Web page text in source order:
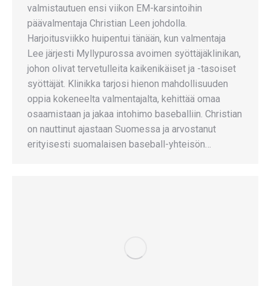
valmistautuen ensi viikon EM-karsintoihin
päävalmentaja Christian Leen johdolla.
Harjoitusviikko huipentui tänään, kun valmentaja
Lee järjesti Myllypurossa avoimen syöttäjäklinikan,
johon olivat tervetulleita kaikenikäiset ja -tasoiset
syöttäjät. Klinikka tarjosi hienon mahdollisuuden
oppia kokeneelta valmentajalta, kehittää omaa
osaamistaan ja jakaa intohimo baseballiin. Christian
on nauttinut ajastaan Suomessa ja arvostanut
erityisesti suomalaisen baseball-yhteisön…